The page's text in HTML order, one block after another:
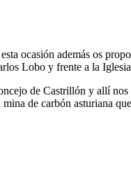
ocasión además os
Lobo y frente a la
de Castrillón y allí
de carbón asturiana